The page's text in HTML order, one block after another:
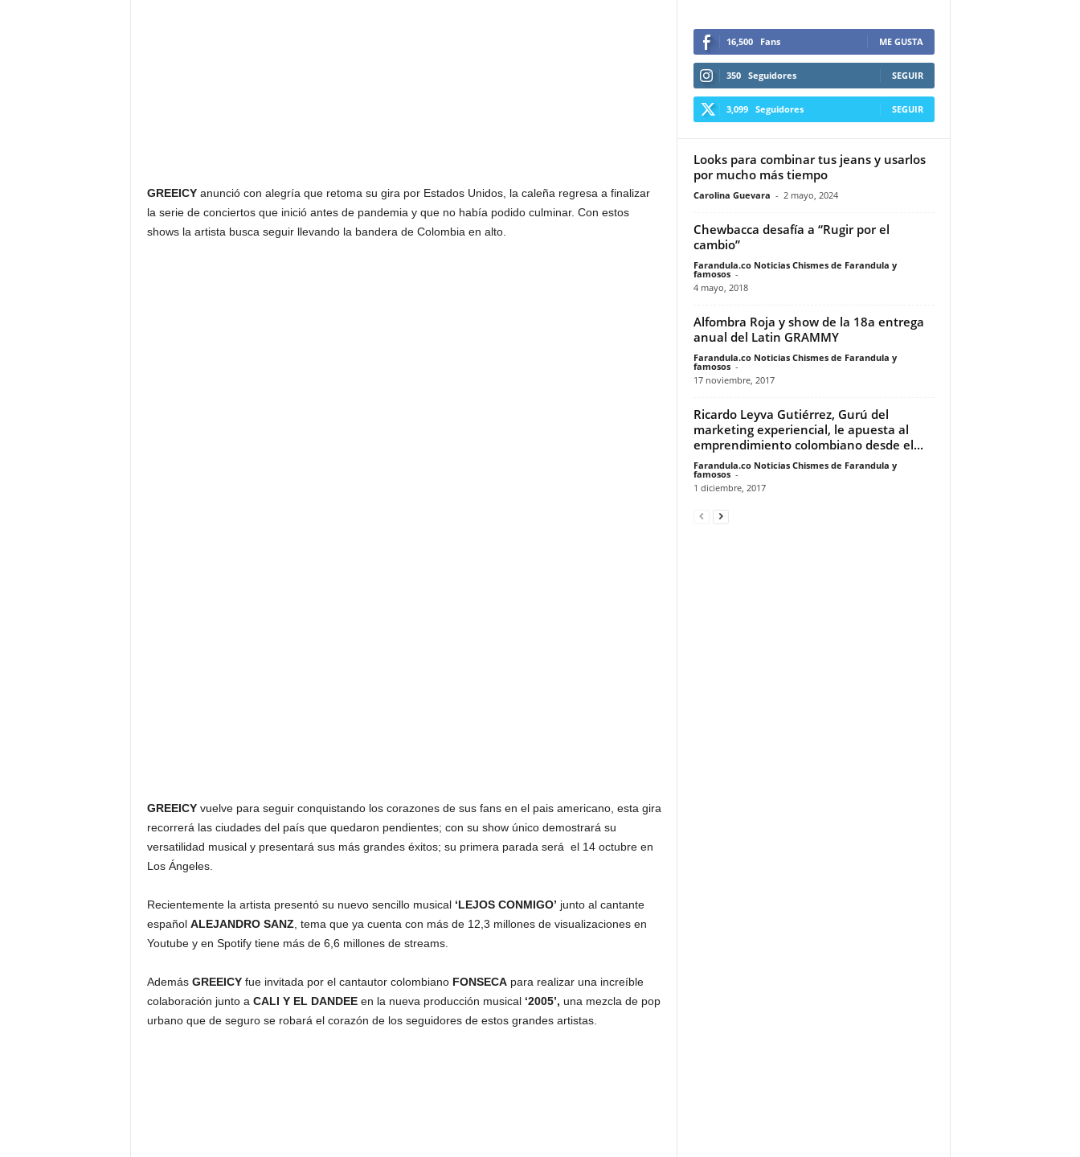
GREEICYanunció con alegría que retoma su gira por Estados Unidos, la caleña regresa a finalizar
la serie de conciertos que inició antes de pandemia y que no había podido culminar. Con estos
shows la artista busca seguir llevando la bandera de Colombia en alto.
GREEICY vuelve para seguir conquistando los corazones de sus fans en el pais americano, esta gira
recorrerá las ciudades del país que quedaron pendientes; con su show único demostrará su
versatilidad musical y presentará sus más grandes éxitos; su primera parada será el 14 octubre en
Los Ángeles.
Recientemente la artista presentó su nuevo sencillo musical ‘LEJOS CONMIGO’ junto al cantante
español ALEJANDRO SANZ , tema que ya cuenta con más de 12,3 millones de visualizaciones en
Youtube y en Spotify tiene más de 6,6 millones de streams.
Además GREEICYfue invitada por el cantautor colombiano FONSECApara realizar una increíble
colaboración junto a CALI Y EL DANDEEen la nueva producción musical ‘2005’, una mezcla de pop
urbano que de seguro se robará el corazón de los seguidores de estos grandes artistas.
16,500 Fans ME GUSTA
350 Seguidores SEGUIR
3,099 Seguidores SEGUIR
Looks para combinar tus jeans y usarlos
por mucho más tiempo
Carolina Guevara - 2 mayo, 2024
Chewbacca desafía a “Rugir por el
cambio”
Farandula.co Noticias Chismes de Farandula y
famosos -
4 mayo, 2018
Alfombra Roja y show de la 18a entrega
anual del Latin GRAMMY
Farandula.co Noticias Chismes de Farandula y
famosos -
17 noviembre, 2017
Ricardo Leyva Gutiérrez, Gurú del
marketing experiencial, le apuesta al
emprendimiento colombiano desde el...
Farandula.co Noticias Chismes de Farandula y
famosos -
1 diciembre, 2017